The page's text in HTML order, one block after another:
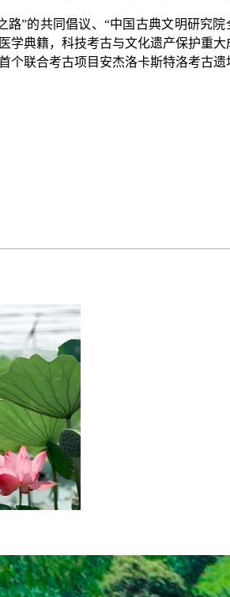
”的共同倡议、“中国古典文明研究
学典籍，科技考古与文化遗产保护重
联合考古项目安杰洛卡斯特洛考古遗